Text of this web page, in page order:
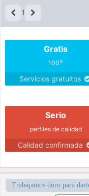
1
Gratis
100%
Servicios gratuitos
Serio
perfiles de calidad
Calidad confirmada
Trabajamos duro para